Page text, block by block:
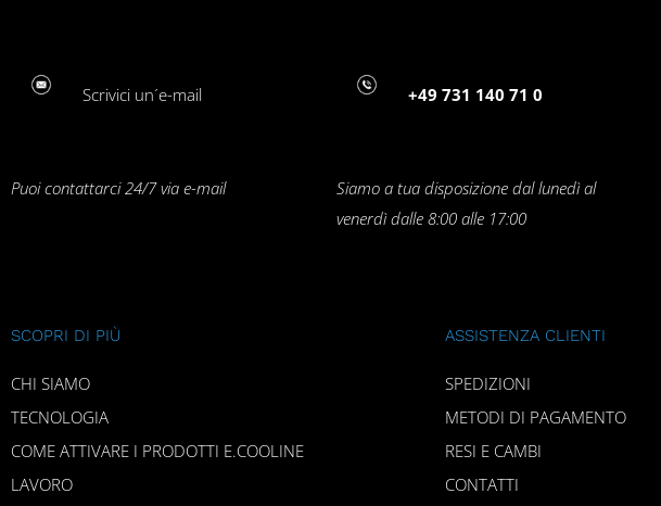
Scrivici un´e-mail +49 731 140 71 0
Puoi contattarci 24/7 via e-mail
Siamo a tua disposizione dal lunedì al
venerdì dalle 8:00 alle 17:00
SCOPRI DI PIÙ
CHI SIAMO
TECNOLOGIA
COME ATTIVARE I PRODOTTI E.COOLINE
LAVORO
ASSISTENZA CLIENTI
SPEDIZIONI
METODI DI PAGAMENTO
RESI E CAMBI
CONTATTI